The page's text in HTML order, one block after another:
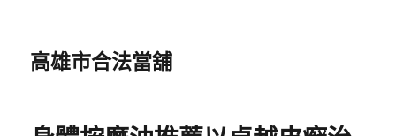
高雄市合法當舖